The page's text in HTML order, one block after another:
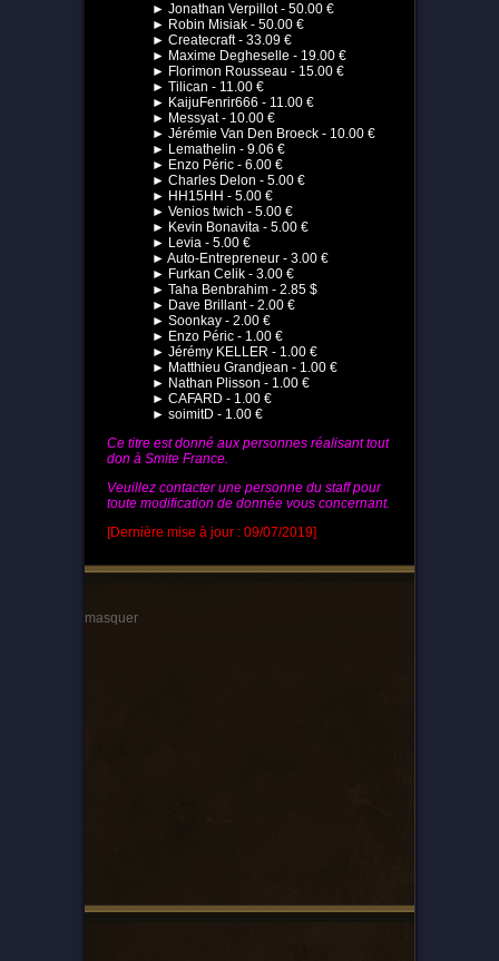
► Jonathan Verpillot - 50.00 €
► Robin Misiak - 50.00 €
► Createcraft - 33.09 €
► Maxime Degheselle - 19.00 €
► Florimon Rousseau - 15.00 €
► Tilican - 11.00 €
► KaijuFenrir666 - 11.00 €
► Messyat - 10.00 €
► Jérémie Van Den Broeck - 10.00 €
► Lemathelin - 9.06 €
► Enzo Péric - 6.00 €
► Charles Delon - 5.00 €
► HH15HH - 5.00 €
► Venios twich - 5.00 €
► Kevin Bonavita - 5.00 €
► Levia - 5.00 €
► Auto-Entrepreneur - 3.00 €
► Furkan Celik - 3.00 €
► Taha Benbrahim - 2.85 $
► Dave Brillant - 2.00 €
► Soonkay - 2.00 €
► Enzo Péric - 1.00 €
► Jérémy KELLER - 1.00 €
► Matthieu Grandjean - 1.00 €
► Nathan Plisson - 1.00 €
► CAFARD - 1.00 €
► soimitD - 1.00 €
Ce titre est donné aux personnes réalisant tout
don à Smite France.
Veuillez contacter une personne du staff pour
toute modification de donnée vous concernant.
[Dernière mise à jour : 09/07/2019]
masquer